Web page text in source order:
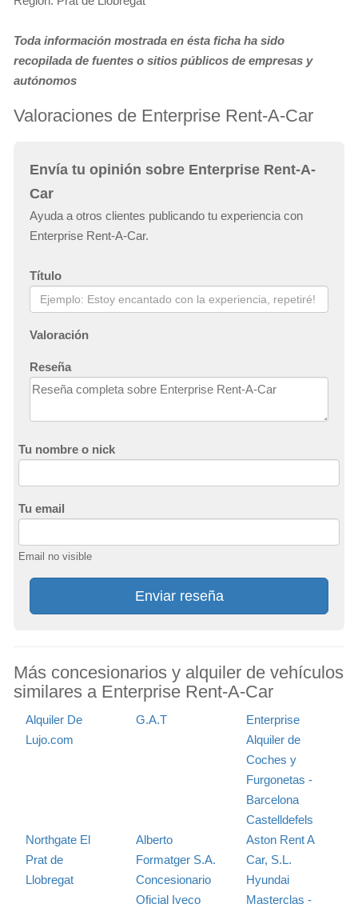
Toda información mostrada en ésta ficha ha sido
recopilada de fuentes o sitios públicos de empresas y
autónomos
Valoraciones de Enterprise Rent-A-Car
Envía tu opinión sobre Enterprise Rent-A-
Car
Ayuda a otros clientes publicando tu experiencia con
Enterprise Rent-A-Car.
Título
Valoración
Reseña
Tu nombre o nick
Tu email
Email no visible
Enviar reseña
Más concesionarios y alquiler de vehículos
similares a Enterprise Rent-A-Car
Alquiler De
Lujo.com
G.A.T
Enterprise
Alquiler de
Coches y
Furgonetas -
Barcelona
Castelldefels
Northgate El
Prat de
Llobregat
Alberto
Formatger S.A.
Aston Rent A
Car, S.L.
Concesionario
Oficial Iveco
Hyundai
Masterclas -